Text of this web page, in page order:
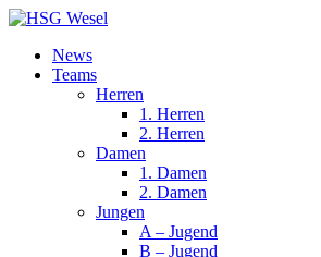
News
Teams
Herren
1. Herren
2. Herren
Damen
1. Damen
2. Damen
Jungen
A – Jugend
B – Jugend